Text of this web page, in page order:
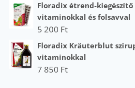
Floradix étrend-
vitaminokkal és folsavval
5 200 Ft
Floradix Kräuterblut
vitaminokkal
7 850 Ft